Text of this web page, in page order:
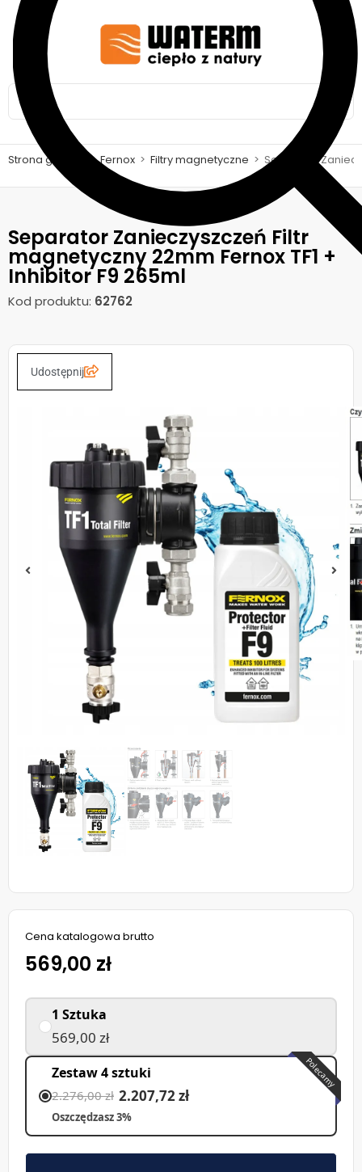
Strona główna > Fernox > Filtry magnetyczne > Separator
Separator Zanieczyszczeń Filtr
magnetyczny 22mm Fernox TF1 +
Inhibitor F9 265ml
Kod produktu: 62762
Udostępnij
Cena katalogowa brutto
569,00 zł
1 Sztuka
569,00 zł
Polecamy
Zestaw 4 sztuki
2.276,00 zł 2.207,72 zł
Oszczędzasz 3%